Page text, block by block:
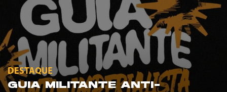
DESTAQUE
GUIA MILITANTE ANTI-